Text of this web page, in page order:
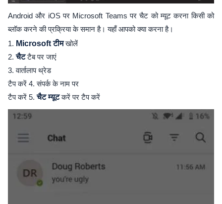
Android और iOS पर Microsoft Teams पर चैट को म्यूट करना किसी को
ब्लॉक करने की प्रक्रिया के समान है। यहाँ आपको क्या करना है।
1. Microsoft टीमखोलें
2.चैटटैब पर जाएं
3. वार्तालाप थ्रेड
टैप करें 4. संपर्क के नाम पर
टैप करें 5.चैट म्यूटकरें पर टैप करें